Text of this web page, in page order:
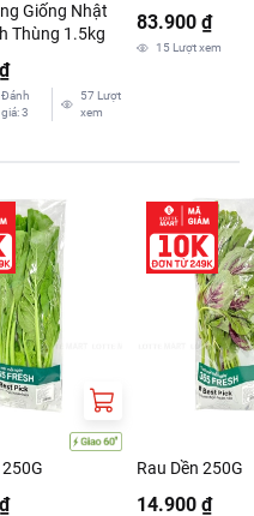
chế biến.
Giống Nhật
Thùng 1.5kg
Đánh
giá:3
57 Lượt
xem
83.900 ₫
15Lượt xem
Rau Dền 250G
14.900 ₫